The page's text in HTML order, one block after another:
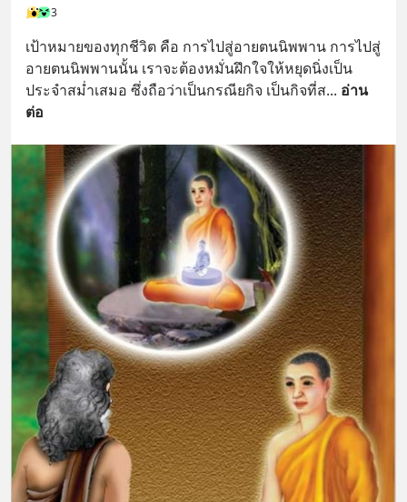
3
เป้าหมายของทุกชีวิต คือ การไปสู่อายตนนิพพาน การไปสู่
อายตนนิพพานนั้น เราจะต้องหมั่นฝึกใจให้หยุดนิ่งเป็น
ประจำสม่ำเสมอ ซึ่งถือว่าเป็นกรณียกิจ เป็นกิจที่ส... อ่าน
ต่อ